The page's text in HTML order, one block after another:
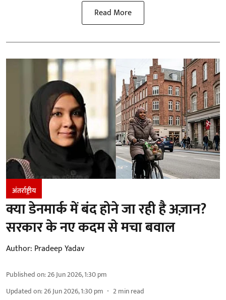
Read More
अंतर्राष्ट्रीय
क्या डेनमार्क में बंद होने जा रही है अज़ान?
सरकार के नए कदम से मचा बवाल
Author: Pradeep Yadav
Published on:26 Jun 2026, 1:30 pm
Updated on:26 Jun 2026, 1:30 pm 2min read